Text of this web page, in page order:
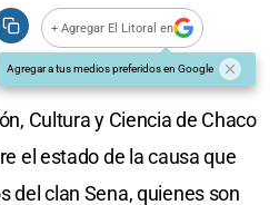
+ Agregar El Litoral en
Agregar a tus medios preferidos en Google
Cultura y Ciencia de Chaco
el estado de la causa que
del clan Sena, quienes son